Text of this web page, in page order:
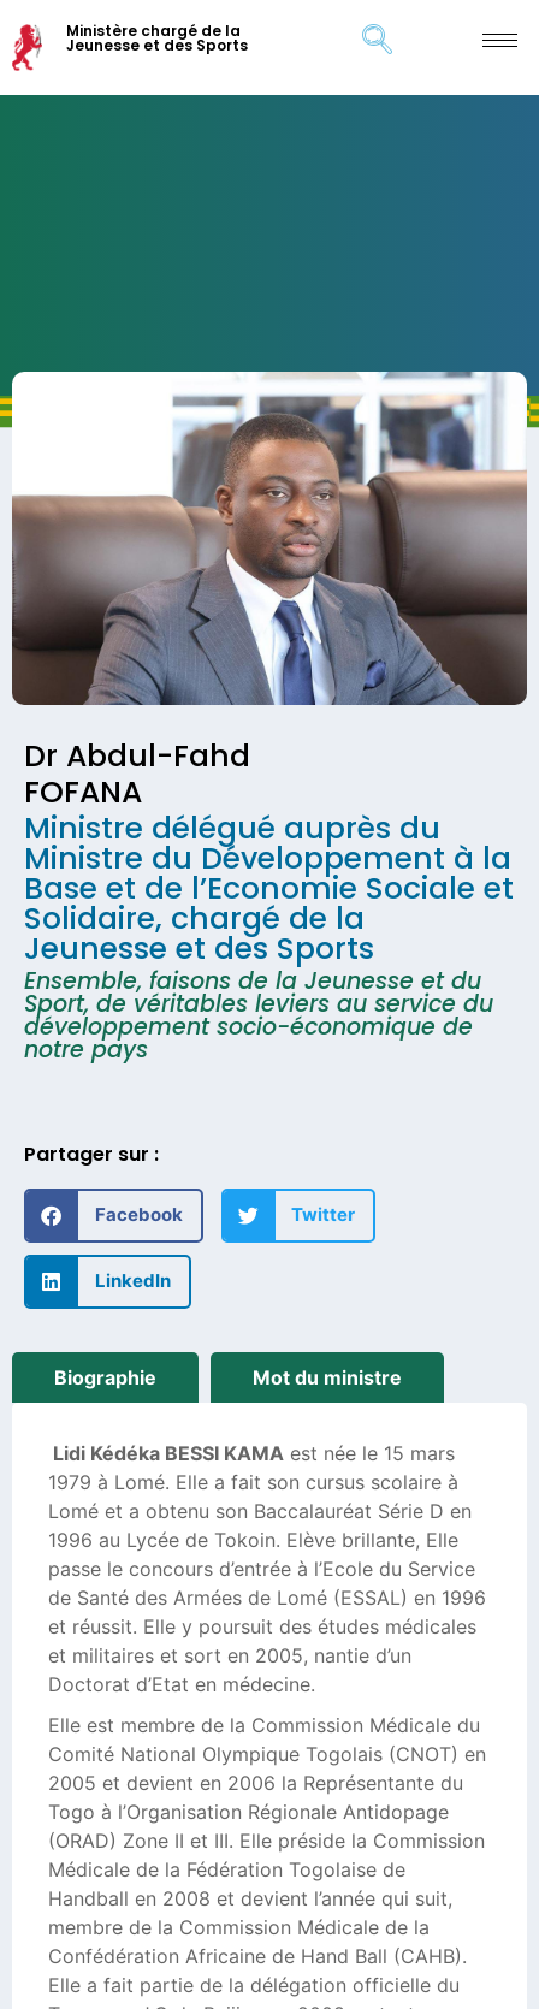
Ministère chargé de la
Jeunesse et des Sports
Dr Abdul-Fahd
FOFANA
Ministre délégué auprès du
Ministre du Développement à la
Base et de l’Economie Sociale et
Solidaire, chargé de la
Jeunesse et des Sports
Ensemble, faisons de la Jeunesse et du
Sport, de véritables leviers au service du
développement socio-économique de
notre pays
Partager sur :
Facebook Twitter
LinkedIn
Biographie Mot du ministre
Lidi Kédéka BESSI KAMA est née le 15 mars
1979 à Lomé. Elle a fait son cursus scolaire à
Lomé et a obtenu son Baccalauréat Série D en
1996 au Lycée de Tokoin. Elève brillante, Elle
passe le concours d’entrée à l’Ecole du Service
de Santé des Armées de Lomé (ESSAL) en 1996
et réussit. Elle y poursuit des études médicales
et militaires et sort en 2005, nantie d’un
Doctorat d’Etat en médecine.
Elle est membre de la Commission Médicale du
Comité National Olympique Togolais (CNOT) en
2005 et devient en 2006 la Représentante du
Togo à l’Organisation Régionale Antidopage
(ORAD) Zone II et III. Elle préside la Commission
Médicale de la Fédération Togolaise de
Handball en 2008 et devient l’année qui suit,
membre de la Commission Médicale de la
Confédération Africaine de Hand Ball (CAHB).
Elle a fait partie de la délégation officielle du